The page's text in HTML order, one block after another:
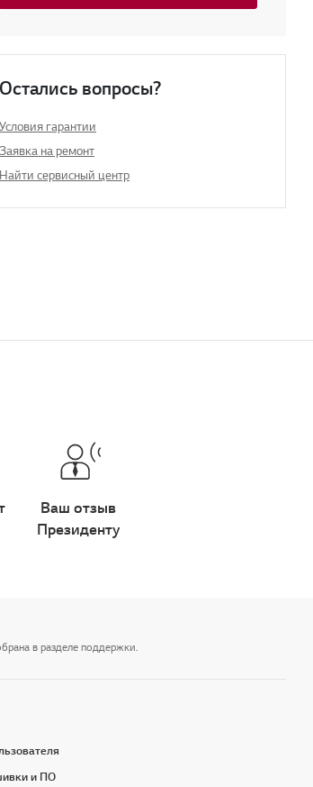
Остались вопросы?
Условия гарантии
Заявка на ремонт
Найти сервисный центр
Ваш отзыв
Президенту
в разделе поддержки.
и ПО